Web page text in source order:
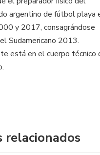
argentino de fútbol playa
y 2017, consagrándose
Sudamericano 2013.
está en el cuerpo técnico